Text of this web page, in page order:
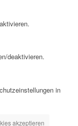
deaktivieren.
in
akzeptieren